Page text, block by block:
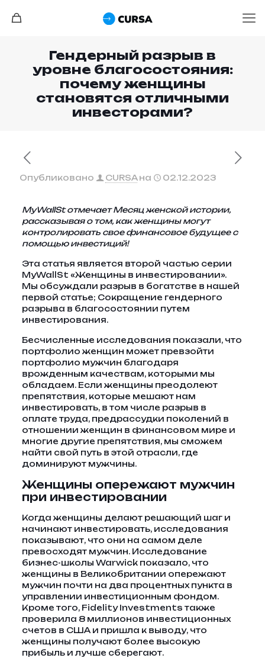
Гендерный разрыв в
уровне благосостояния:
почему женщины
становятся отличными
инвесторами?
Опубликовано CURSA на 02.12.2023
MyWallSt отмечает Месяц женской истории,
рассказывая о том, как женщины могут
контролировать свое финансовое будущее с
помощью инвестиций!
Эта статья является второй частью серии
MyWallSt «Женщины в инвестировании».
Мы обсуждали разрыв в богатстве в нашей
первой статье; Сокращение гендерного
разрыва в благосостоянии путем
инвестирования.
Бесчисленные исследования показали, что
портфолио женщин может превзойти
портфолио мужчин благодаря
врожденным качествам, которыми мы
обладаем. Если женщины преодолеют
препятствия, которые мешают нам
инвестировать, в том числе разрыв в
оплате труда, предрассудки поколений в
отношении женщин в финансовом мире и
многие другие препятствия, мы сможем
найти свой путь в этой отрасли, где
доминируют мужчины.
Женщины опережают мужчин
при инвестировании
Когда женщины делают решающий шаг и
начинают инвестировать, исследования
показывают, что они на самом деле
превосходят мужчин. Исследование
бизнес-школы Warwick показало, что
женщины в Великобритании опережают
мужчин почти на два процентных пункта в
управлении инвестиционным фондом.
Кроме того, Fidelity Investments также
проверила 8 миллионов инвестиционных
счетов в США и пришла к выводу, что
женщины получают более высокую
прибыль и лучше сберегают.